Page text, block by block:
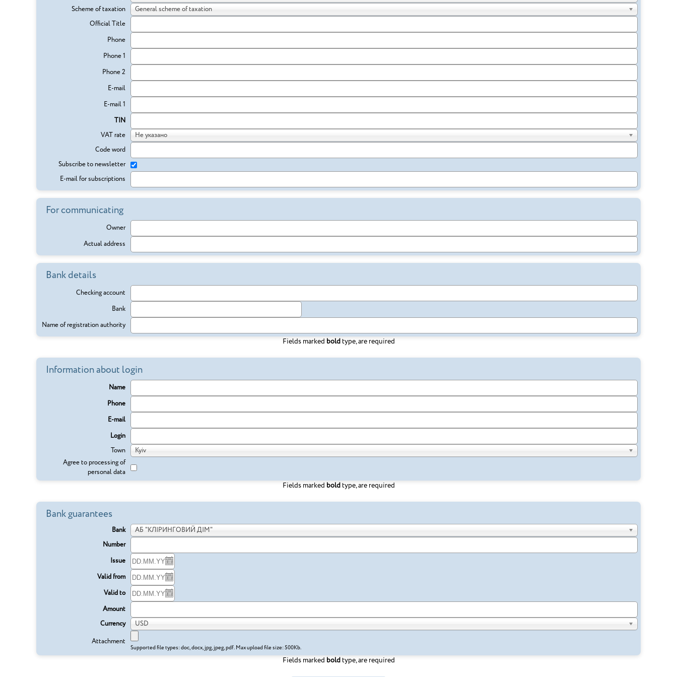
Scheme of taxation
General scheme of taxation
Official Title
Phone
Phone 1
Phone 2
E-mail
E-mail 1
TIN
VAT rate Не указано
Code word
Subscribe to newsletter
E-mail for subscriptions
For communicating
Owner
Actual address
Bank details
Checking account
Bank
Name of registration authority
Fields marked bold type, are required
Information about login
Name
Phone
E-mail
Login
Town
Kyiv
Agree to processing of
personal data
Fields marked bold type, are required
Bank guarantees
Bank АБ "КЛІРИНГОВИЙ ДІМ"
Number
Issue
Valid from
Valid to
Amount
Currency USD
Attachment
Supported file types: doc, docx, jpg, jpeg, pdf. Max upload file size: 500Kb.
Fields marked bold type, are required